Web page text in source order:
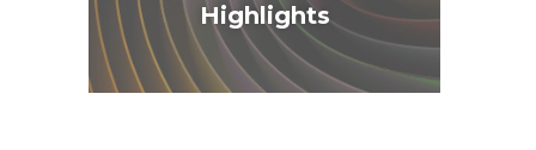
Highlights